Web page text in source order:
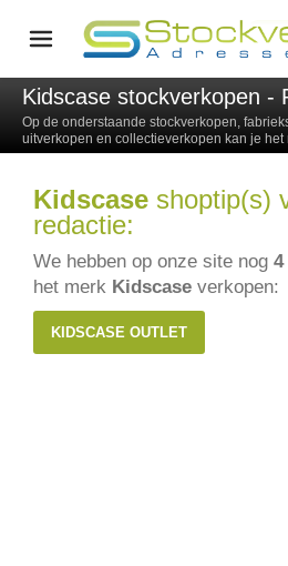
Kidscase stockverkopen -
Op de onderstaande stockverkopen,
uitverkopen en collectieverkopen kan je het
Kidscase shoptip(s)
redactie:
We hebben op onze site nog 4
het merk Kidscase verkopen:
KIDSCASE OUTLET